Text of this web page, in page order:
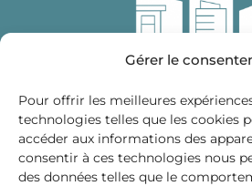
Gérer le
Pour offrir les meilleures
technologies telles que les cookies
accéder aux informations des
consentir à ces technologies nous
des données telles que le
Fédération des
de Matériaux de